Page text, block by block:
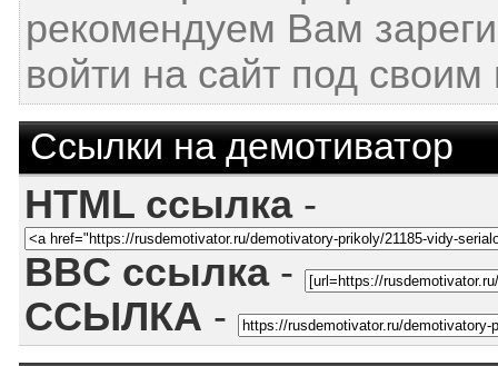
рекомендуем Вам
войти на сайт под
Ссылки на демотиватор
HTML ссылка-
BBC ссылка-
ССЫЛКА -